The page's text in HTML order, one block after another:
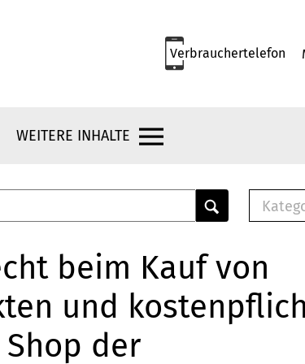
Verbrauchertelefon
WEITERE INHALTE
beim Kauf von
und
der